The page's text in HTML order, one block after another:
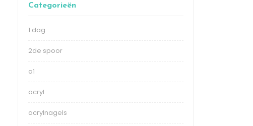
Categorieën
1 dag
2de spoor
a1
acryl
acrylnagels